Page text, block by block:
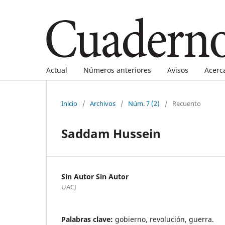
Actual Números anteriores Avisos
Inicio / Archivos / Núm. 7 (2) / Recuento
Saddam Hussein
Sin Autor Sin Autor
UACJ
Palabras clave: gobierno, revolución, guerra.